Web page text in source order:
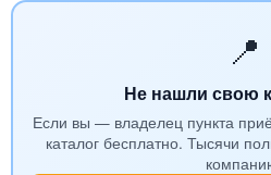
📍
Не нашли свою
Если вы — владелец пункта
каталог бесплатно. Тысячи